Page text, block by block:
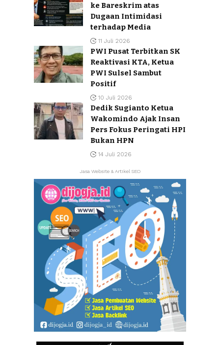
ke Bareskrim atas
Dugaan Intimidasi
terhadap Media
11 Juli 2026
PWI Pusat Terbitkan SK
Reaktivasi KTA, Ketua
PWI Sulsel Sambut
Positif
10 Juli 2026
Dedik Sugianto Ketua
Wakomindo Ajak Insan
Pers Fokus Peringati HPI
Bukan HPN
14 Juli 2026
Jasa Website & Artikel SEO